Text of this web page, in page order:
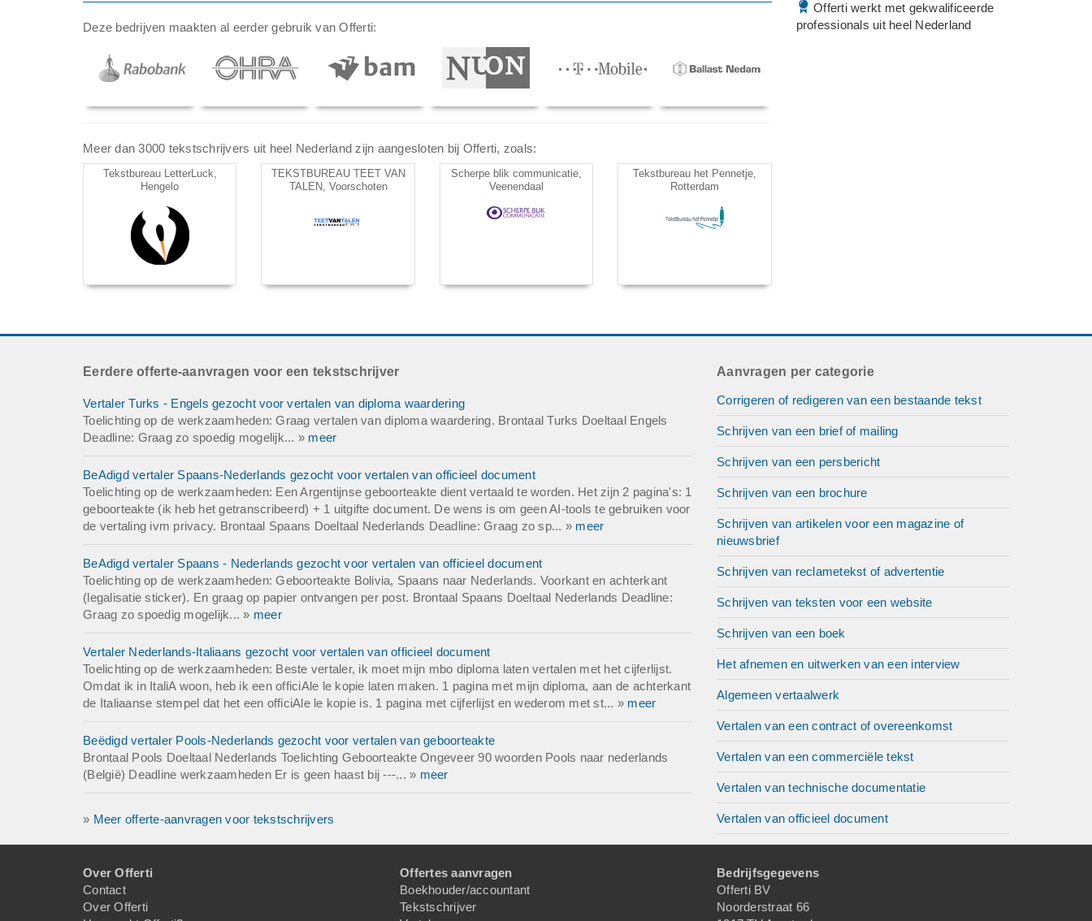
Deze bedrijven maakten al eerder gebruik van Offerti:
Meer dan 3000 tekstschrijvers uit heel Nederland zijn aangesloten bij Offerti, zoals:
Tekstbureau LetterLuck,
Hengelo
TEKSTBUREAU TEET VAN
TALEN, Voorschoten
Scherpe blik communicatie,
Veenendaal
Tekstbureau het Pennetje,
Rotterdam
Offerti werkt met gekwalificeerde
professionals uit heel Nederland
Eerdere offerte-aanvragen voor een tekstschrijver
Vertaler Turks - Engels gezocht voor vertalen van diploma waardering
Toelichting op de werkzaamheden: Graag vertalen van diploma waardering. Brontaal Turks Doeltaal Engels
Deadline: Graag zo spoedig mogelijk... » meer
BeAdigd vertaler Spaans-Nederlands gezocht voor vertalen van officieel document
Toelichting op de werkzaamheden: Een Argentijnse geboorteakte dient vertaald te worden. Het zijn 2 pagina's: 1
geboorteakte (ik heb het getranscribeerd) + 1 uitgifte document. De wens is om geen AI-tools te gebruiken voor
de vertaling ivm privacy. Brontaal Spaans Doeltaal Nederlands Deadline: Graag zo sp... » meer
BeAdigd vertaler Spaans - Nederlands gezocht voor vertalen van officieel document
Toelichting op de werkzaamheden: Geboorteakte Bolivia, Spaans naar Nederlands. Voorkant en achterkant
(legalisatie sticker). En graag op papier ontvangen per post. Brontaal Spaans Doeltaal Nederlands Deadline:
Graag zo spoedig mogelijk... » meer
Vertaler Nederlands-Italiaans gezocht voor vertalen van officieel document
Toelichting op de werkzaamheden: Beste vertaler, ik moet mijn mbo diploma laten vertalen met het cijferlijst.
Omdat ik in ItaliA woon, heb ik een officiAle le kopie laten maken. 1 pagina met mijn diploma, aan de achterkant
de Italiaanse stempel dat het een officiAle le kopie is. 1 pagina met cijferlijst en wederom met st... » meer
Beëdigd vertaler Pools-Nederlands gezocht voor vertalen van geboorteakte
Brontaal Pools Doeltaal Nederlands Toelichting Geboorteakte Ongeveer 90 woorden Pools naar nederlands
(België) Deadline werkzaamheden Er is geen haast bij ---... » meer
» Meer offerte-aanvragen voor tekstschrijvers
Aanvragen per categorie
Corrigeren of redigeren van een bestaande tekst
Schrijven van een brief of mailing
Schrijven van een persbericht
Schrijven van een brochure
Schrijven van artikelen voor een magazine of
nieuwsbrief
Schrijven van reclametekst of advertentie
Schrijven van teksten voor een website
Schrijven van een boek
Het afnemen en uitwerken van een interview
Algemeen vertaalwerk
Vertalen van een contract of overeenkomst
Vertalen van een commerciële tekst
Vertalen van technische documentatie
Vertalen van officieel document
Over Offerti
Contact
Over Offerti
Offertes aanvragen
Boekhouder/accountant
Tekstschrijver
Bedrijfsgegevens
Offerti BV
Noorderstraat 66